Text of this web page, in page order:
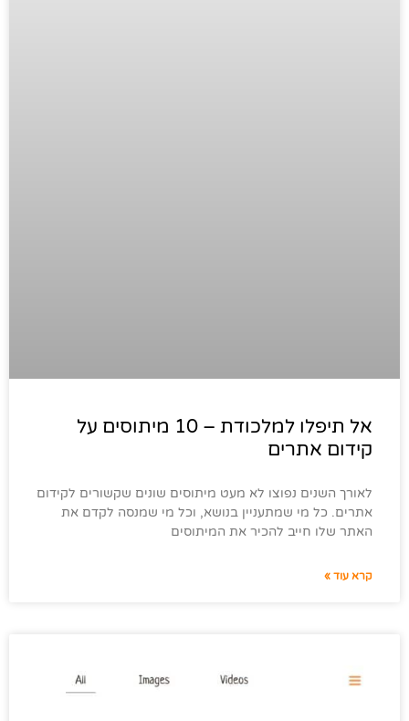
אל תיפלו למלכודת – 10 מיתוסים על
קידום אתרים
לאורך השנים נפוצו לא מעט מיתוסים שונים שקשורים לקידום
אתרים. כל מי שמתעניין בנושא, וכל מי שמנסה לקדם את
האתר שלו חייב להכיר את המיתוסים
קרא עוד »